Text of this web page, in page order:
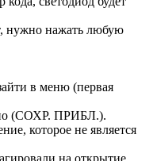
нужно нажать любую
в меню (первая
(СОХР. ПРИБЛ.).
которое не является
на открытие